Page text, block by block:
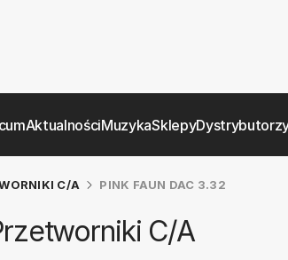
AktualnościMuzykaSklepy
C/A PINK FAUN DAC 3.32
C/A